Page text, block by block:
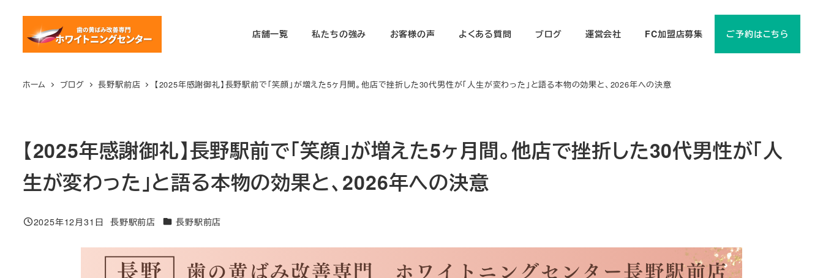
店舗一覧 私たちの強み お客様の声 よくある質問 ブログ 運営会社 FC加盟店募集 ご予約はこちら
ホーム ブログ 長野駅前店 【2025年感謝御礼】長野駅前で「笑顔」が増えた5ヶ月間。他店で挫折した30代男性が「人生が変わった」と語る本物の効果と、2026年への決意
【2025年感謝御礼】長野駅前で「笑顔」が増えた5ヶ月間。他店で挫折した30代男性が「人
生が変わった」と語る本物の効果と、2026年への決意
投稿日
2025年12月31日
著
長野駅前店 カテゴリー
長野駅前店